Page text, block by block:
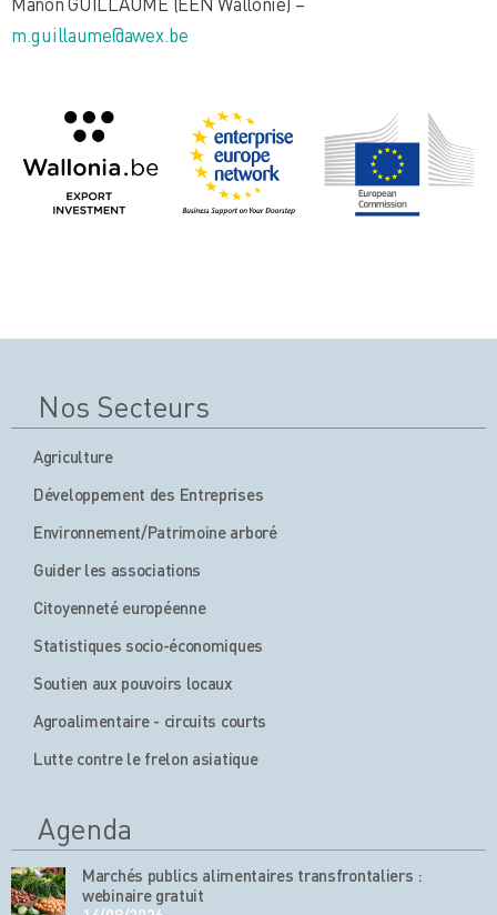
m.guillaume@awex.be
Nos Secteurs
Agriculture
Développement des Entreprises
Environnement/Patrimoine arboré
Guider les associations
Citoyenneté européenne
Statistiques socio-économiques
Soutien aux pouvoirs locaux
Agroalimentaire - circuits courts
Lutte contre le frelon asiatique
Agenda
Marchés publics alimentaires transfrontaliers :
webinaire gratuit